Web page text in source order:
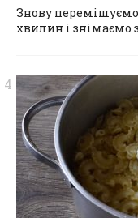
Знову
хвилин і знімаємо